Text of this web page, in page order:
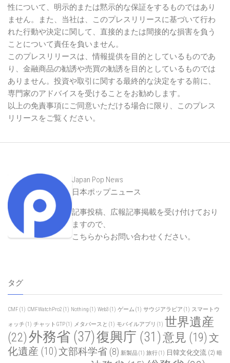
性について、明示的または黙示的な保証をするものではあり
ません。また、当社は、このプレスリリースに基づいて行わ
れた行動や決定に関して、直接的または間接的な損害を負う
ことについて責任を負いません。
このプレスリリースは、情報提供を目的としているものであ
り、金融商品の勧誘や売買の勧誘を目的としているものでは
ありません。投資や取引に関する最終的な決定をする前に、
専門家のアドバイスを受けることをお勧めします。
以上の免責事項にご同意いただける場合に限り、このプレス
リリースをご覧ください。
Japan Pop News
日本ポップニュース
記事投稿、広報記事掲載を受け付けており
ますので、
こちらからお問い合わせください。
タグ
CMF (1) CMFWatchPro2 (1) Nothing (1) Web3 (1) ゲーム (1) サウジアラビア (1) スマートウ
ォッチ (1) チャットGTP(1) メタバースと (1) モバイルアプリ (1) 世界遺産
(22)外務省 (37)復興庁 (31)意見 (19) 文
化遺産 (10)文部科学省 (8) 新製品(1) 旅行(1) 日韓文化交流 (2) 暗